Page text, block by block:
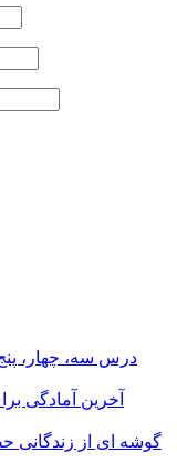
درس سه، چهار،
آخرین آمادگی
گوشه ای از زندگانی حضرت